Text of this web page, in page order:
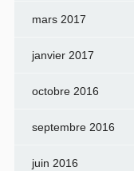
mars 2017
janvier 2017
octobre 2016
septembre 2016
juin 2016